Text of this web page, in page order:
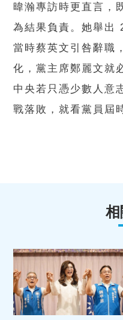
暐瀚專訪時更直言，
為結果負責。她舉出
當時蔡英文引咎辭職
化，黨主席鄭麗文就
中央若只憑少數人意
戰落敗，就看黨員屆
相